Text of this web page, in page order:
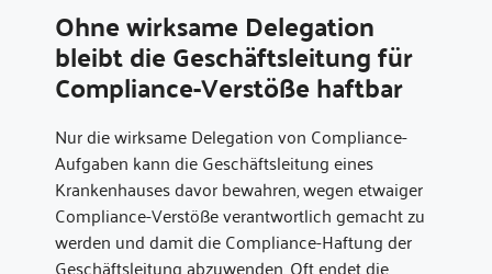
Ohne wirksame Delegation
bleibt die Geschäftsleitung für
Compliance-Verstöße haftbar
Nur die wirksame Delegation von Compliance-
Aufgaben kann die Geschäftsleitung eines
Krankenhauses davor bewahren, wegen etwaiger
Compliance-Verstöße verantwortlich gemacht zu
werden und damit die Compliance-Haftung der